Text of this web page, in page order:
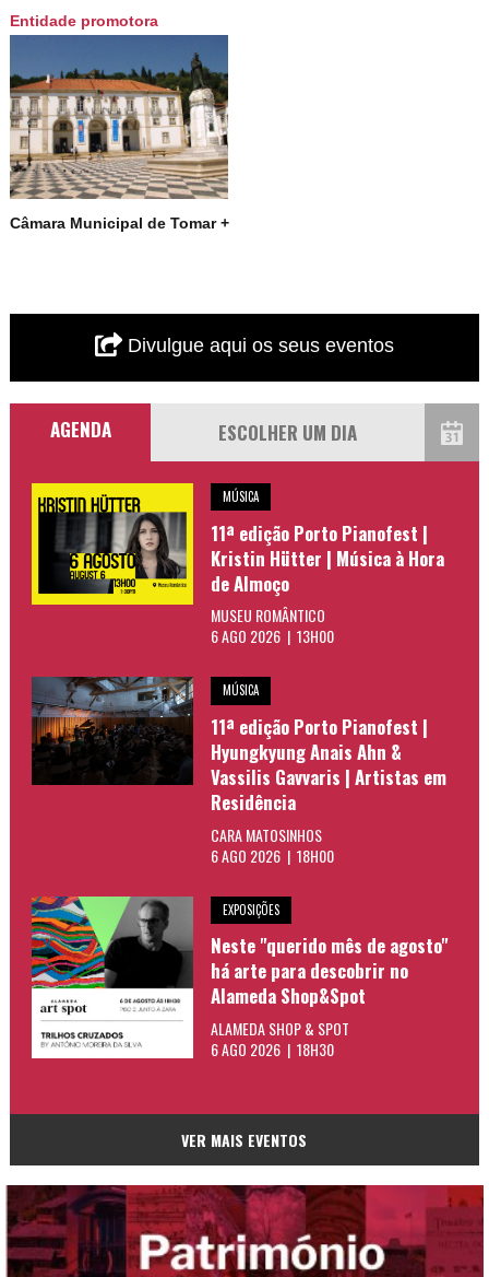
Entidade promotora
Câmara Municipal de Tomar +
Divulgue aqui os seus eventos
AGENDA
MÚSICA
11ª edição Porto Pianofest |
Kristin Hütter | Música à Hora
de Almoço
MUSEU ROMÂNTICO
6 AGO 2026 | 13H00
MÚSICA
11ª edição Porto Pianofest |
Hyungkyung Anais Ahn &
Vassilis Gavvaris | Artistas em
Residência
CARA MATOSINHOS
6 AGO 2026 | 18H00
EXPOSIÇÕES
Neste "querido mês de agosto"
há arte para descobrir no
Alameda Shop&Spot
ALAMEDA SHOP & SPOT
6 AGO 2026 | 18H30
VER MAIS EVENTOS